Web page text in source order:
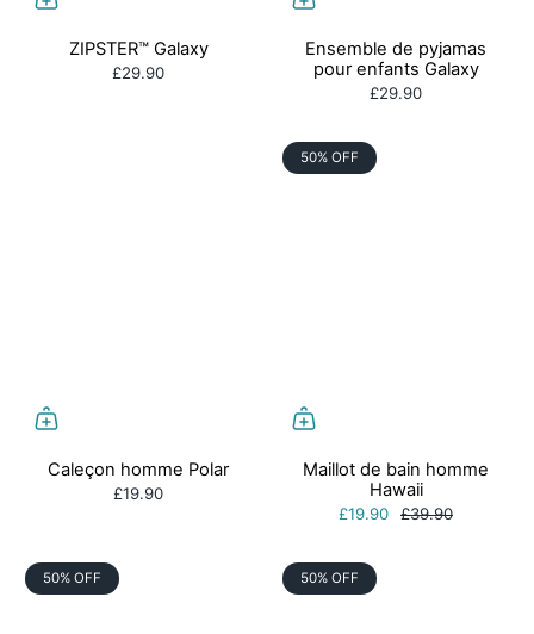
ZIPSTER™ Galaxy
£29.90
Ensemble de pyjamas
pour enfants Galaxy
£29.90
Caleçon homme Polar
£19.90
50% OFF
Maillot de bain homme
Hawaii
£19.90 £39.90
50% OFF 50% OFF